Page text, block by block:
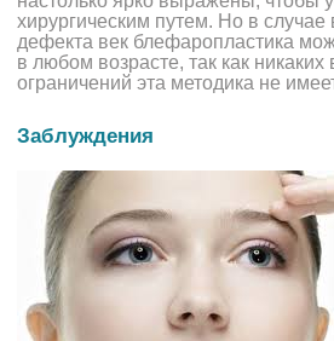
хирургическим путем. Но в случае
дефекта век блефаропластика
в любом возрасте, так как никаких
ограничений эта методика не
Заблуждения